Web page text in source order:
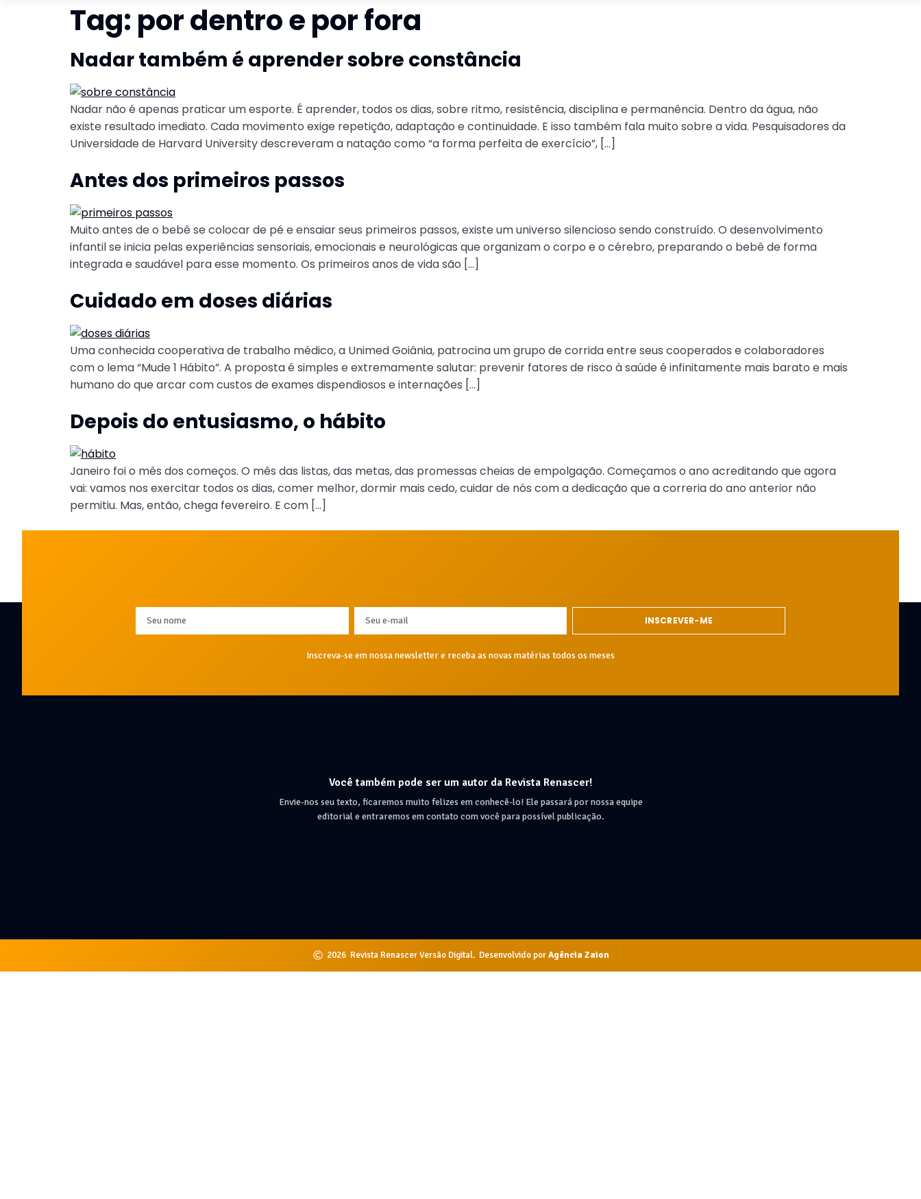
Tag: por dentro e por fora
Nadar também é aprender sobre constância
Nadar não é apenas praticar um esporte. É aprender, todos os dias, sobre ritmo, resistência, disciplina e permanência. Dentro da água, não
existe resultado imediato. Cada movimento exige repetição, adaptação e continuidade. E isso também fala muito sobre a vida. Pesquisadores da
Universidade de Harvard University descreveram a natação como “a forma perfeita de exercício”, […]
Antes dos primeiros passos
Muito antes de o bebê se colocar de pé e ensaiar seus primeiros passos, existe um universo silencioso sendo construído. O desenvolvimento
infantil se inicia pelas experiências sensoriais, emocionais e neurológicas que organizam o corpo e o cérebro, preparando o bebê de forma
integrada e saudável para esse momento. Os primeiros anos de vida são […]
Cuidado em doses diárias
Uma conhecida cooperativa de trabalho médico, a Unimed Goiânia, patrocina um grupo de corrida entre seus cooperados e colaboradores
com o lema “Mude 1 Hábito”. A proposta é simples e extremamente salutar: prevenir fatores de risco à saúde é infinitamente mais barato e mais
humano do que arcar com custos de exames dispendiosos e internações […]
Depois do entusiasmo, o hábito
Janeiro foi o mês dos começos. O mês das listas, das metas, das promessas cheias de empolgação. Começamos o ano acreditando que agora
vai: vamos nos exercitar todos os dias, comer melhor, dormir mais cedo, cuidar de nós com a dedicação que a correria do ano anterior não
permitiu. Mas, então, chega fevereiro. E com […]
INSCREVER-ME
Inscreva-se em nossa newsletter e receba as novas matérias todos os meses
Você também pode ser um autor da Revista Renascer!
Envie-nos seu texto, ficaremos muito felizes em conhecê-lo! Ele passará por nossa equipe
editorial e entraremos em contato com você para possível publicação.
2026 Revista Renascer Versão Digital. Desenvolvido porAgência Zaion